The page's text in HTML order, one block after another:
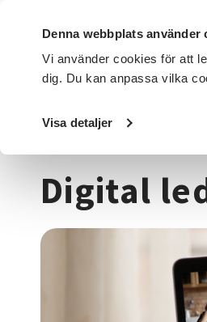
Denna webbplats använder
Vi använder cookies för att
dig. Du kan anpassa vilka
Visa detaljer
DET HÄR GÖR VI FÖR DIG
Startsida / Kurser och
Digital